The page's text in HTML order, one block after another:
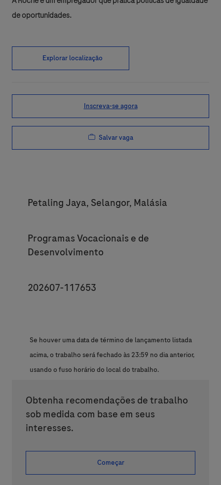
de oportunidades.
Explorar localização
Inscreva-se agora
Salvar vaga
Location
Petaling Jaya, Selangor, Malásia
Category
Programas Vocacionais e de
Desenvolvimento
JobId
202607-117653
Se houver uma data de término de lançamento listada
acima, o trabalho será fechado às 23:59 no dia anterior,
usando o fuso horário do local do trabalho.
Obtenha recomendações de trabalho
sob medida com base em seus
interesses.
Começar